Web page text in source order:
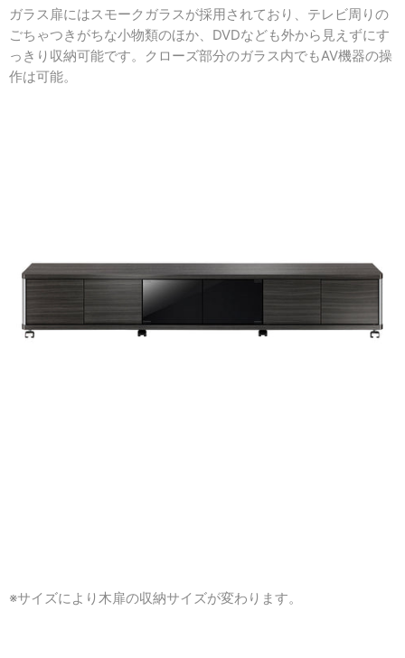
ガラス扉にはスモークガラスが採用されており、 テレビ周りの
ごちゃつきがちな小物類のほか、DVDなども外から見えずにす
っきり収納可能です。クローズ部分のガラス内でもAV機器の操
作は可能。
※サイズにより木扉の収納サイズが変わります。